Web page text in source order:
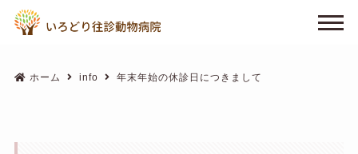
ホーム info 年末年始の休診日につきまして